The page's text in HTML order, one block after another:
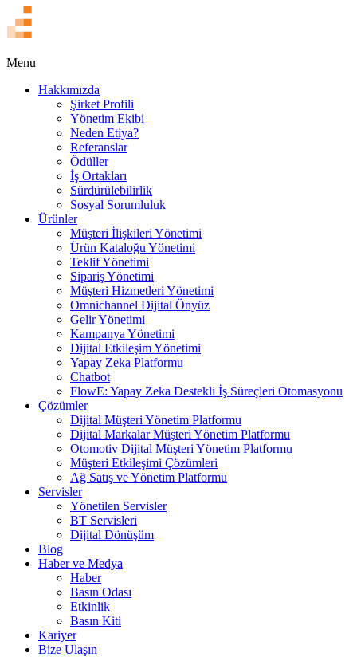
Menu
Hakkımızda
Şirket Profili
Yönetim Ekibi
Neden Etiya?
Referanslar
Ödüller
İş Ortakları
Sürdürülebilirlik
Sosyal Sorumluluk
Ürünler
Müşteri İlişkileri Yönetimi
Ürün Kataloğu Yönetimi
Teklif Yönetimi
Sipariş Yönetimi
Müşteri Hizmetleri Yönetimi
Omnichannel Dijital Önyüz
Gelir Yönetimi
Kampanya Yönetimi
Dijital Etkileşim Yönetimi
Yapay Zeka Platformu
Chatbot
FlowE: Yapay Zeka Destekli İş Süreçleri Otomasyonu
Çözümler
Dijital Müşteri Yönetim Platformu
Dijital Markalar Müşteri Yönetim Platformu
Otomotiv Dijital Müşteri Yönetim Platformu
Müşteri Etkileşimi Çözümleri
Ağ Satış ve Yönetim Platformu
Servisler
Yönetilen Servisler
BT Servisleri
Dijital Dönüşüm
Blog
Haber ve Medya
Haber
Basın Odası
Etkinlik
Basın Kiti
Kariyer
Bize Ulaşın